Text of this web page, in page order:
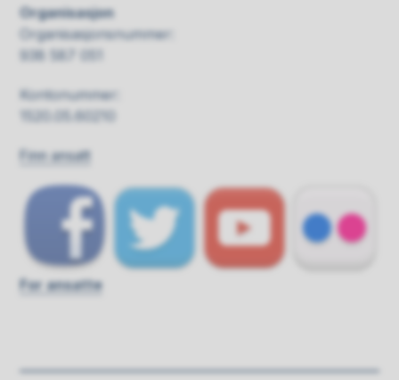
Organisasjon
Organisasjonsnummer:
938 587 051
Kontonummer:
1520.05.60210
Finn ansatt
For ansatte